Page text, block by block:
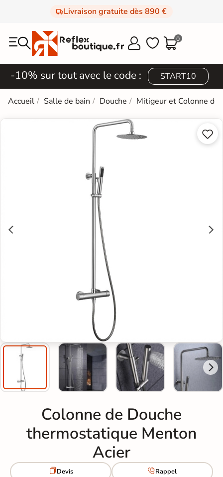
Livraison gratuite dès 890 €
  0
-10% sur tout avec le code : START10
Accueil Salle de bain Douche Mitigeur et Colonne de


Colonne de Douche
thermostatique Menton
Acier
Devis Rappel